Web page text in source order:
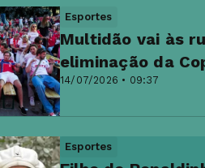
Esportes
14/07/2026 • 09:37
Multidão vai às
eliminação da
Esportes